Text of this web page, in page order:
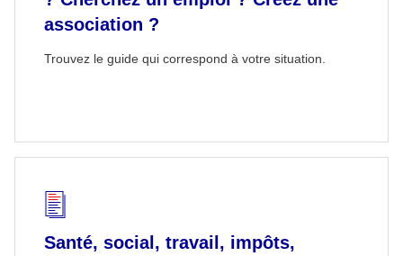
association ?
Trouvez le guide qui correspond à votre situation.
Santé, social, travail, impôts,